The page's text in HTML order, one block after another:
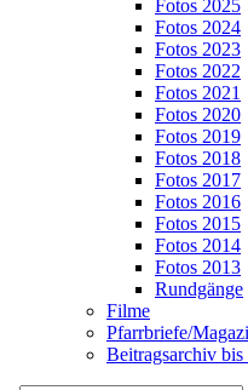
Fotos 2025
Fotos 2024
Fotos 2023
Fotos 2022
Fotos 2021
Fotos 2020
Fotos 2019
Fotos 2018
Fotos 2017
Fotos 2016
Fotos 2015
Fotos 2014
Fotos 2013
Rundgänge
Filme
Pfarrbriefe/
Beitragsarchiv bis